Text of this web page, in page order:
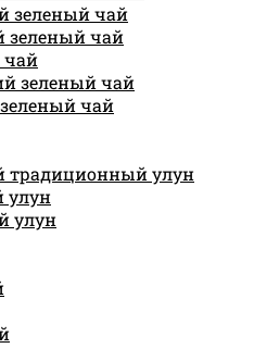
зеленый чай
зеленый чай
чай
зеленый чай
чай
традиционный улун
улун